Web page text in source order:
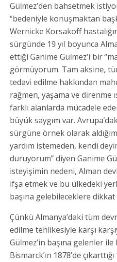
Gülmez’den bahsetmek
“bedeniyle konuşmaktan
Wernicke Korsakoff
sürgünde 19 yıl boyunca
ettiği Ganime Gülmez’i bir
görmüyorum. Tam aksine,
tedavi edilme hakkından
rağmen, yaşama ve direnme
farklı alanlarda mücadele
büyük saygım var.
sürgüne örnek olarak
yardım istemeden, kendi
duruyorum” diyen Ganime
isteyişimin nedeni, Alman
ifşa etmek ve bu ülkedeki
başına gelebileceklere
Çünkü Almanya’daki tüm
edilme tehlikesiyle karşı
Gülmez’in başına gelenler
Bismarck’ın 1878’de